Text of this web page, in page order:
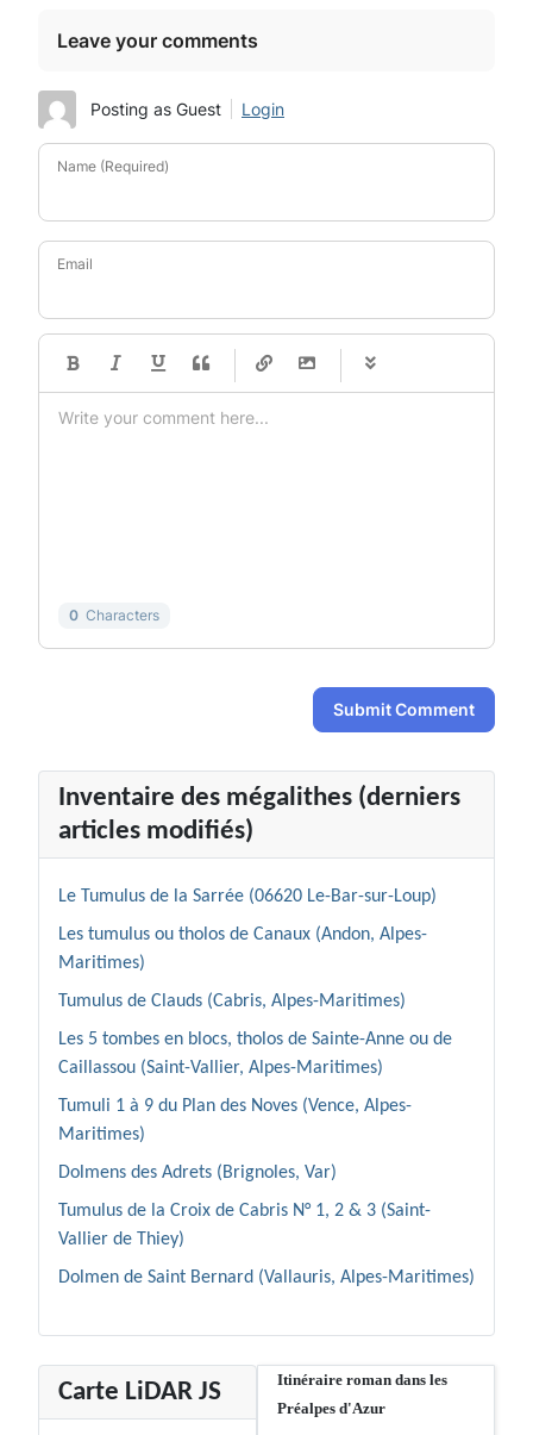
Leave your comments
Posting as Guest Login
Name (Required)
Email
-
-
-
-
0 Characters
Submit Comment
Inventaire des mégalithes (derniers
articles modifiés)
Le Tumulus de la Sarrée (06620 Le-Bar-sur-Loup)
Les tumulus ou tholos de Canaux (Andon, Alpes-
Maritimes)
Tumulus de Clauds (Cabris, Alpes-Maritimes)
Les 5 tombes en blocs, tholos de Sainte-Anne ou de
Caillassou (Saint-Vallier, Alpes-Maritimes)
Tumuli 1 à 9 du Plan des Noves (Vence, Alpes-
Maritimes)
Dolmens des Adrets (Brignoles, Var)
Tumulus de la Croix de Cabris N° 1, 2 & 3 (Saint-
Vallier de Thiey)
Dolmen de Saint Bernard (Vallauris, Alpes-Maritimes)
Carte LiDAR JS
Itinéraire roman dans les
Préalpes d'Azur